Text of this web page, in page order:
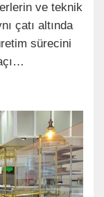
ve teknik
çatı altında
sürecini